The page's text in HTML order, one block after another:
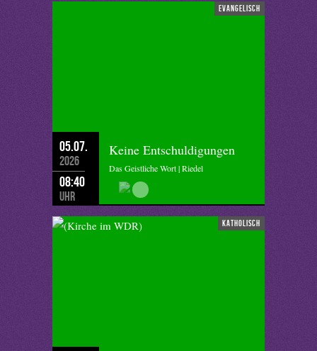
evangelisch
05.07.
2026
08:40
Uhr
Keine Entschuldigungen
Das Geistliche Wort | Riedel
katholisch